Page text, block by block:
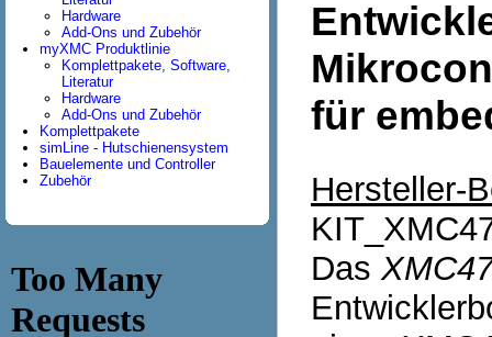
Hardware
Add-Ons und Zubehör
myXMC Produktlinie
Komplettpakete, Software,
Literatur
Hardware
Add-Ons und Zubehör
Komplettpakete
simLine - Hutschienensystem
Bauelemente und Controller
Zubehör
für
Hersteller-
Das